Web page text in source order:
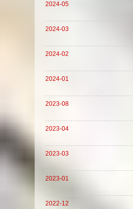
2024-05
2024-03
2024-02
2024-01
2023-08
2023-04
2023-03
2023-01
2022-12